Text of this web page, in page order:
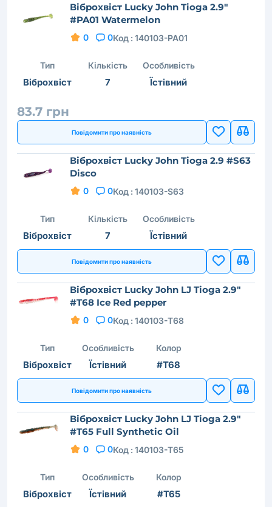
Віброхвіст Lucky John Tioga 2.9"
#PA01 Watermelon
0 0Код : 140103-PA01
Тип
Віброхвіст
Кількість
7
Особливість
Їстівний
83.7 грн
Повідомити про наявність
Віброхвіст Lucky John Tioga 2.9 #S63
Disco
0 0Код : 140103-S63
Тип
Віброхвіст
Кількість
7
Особливість
Їстівний
Повідомити про наявність
Віброхвіст Lucky John LJ Tioga 2.9"
#T68 Ice Red pepper
0 0Код : 140103-T68
Тип
Віброхвіст
Особливість
Їстівний
Колор
#T68
Повідомити про наявність
Віброхвіст Lucky John LJ Tioga 2.9"
#T65 Full Synthetic Oil
0 0Код : 140103-T65
Тип
Віброхвіст
Особливість
Їстівний
Колор
#T65